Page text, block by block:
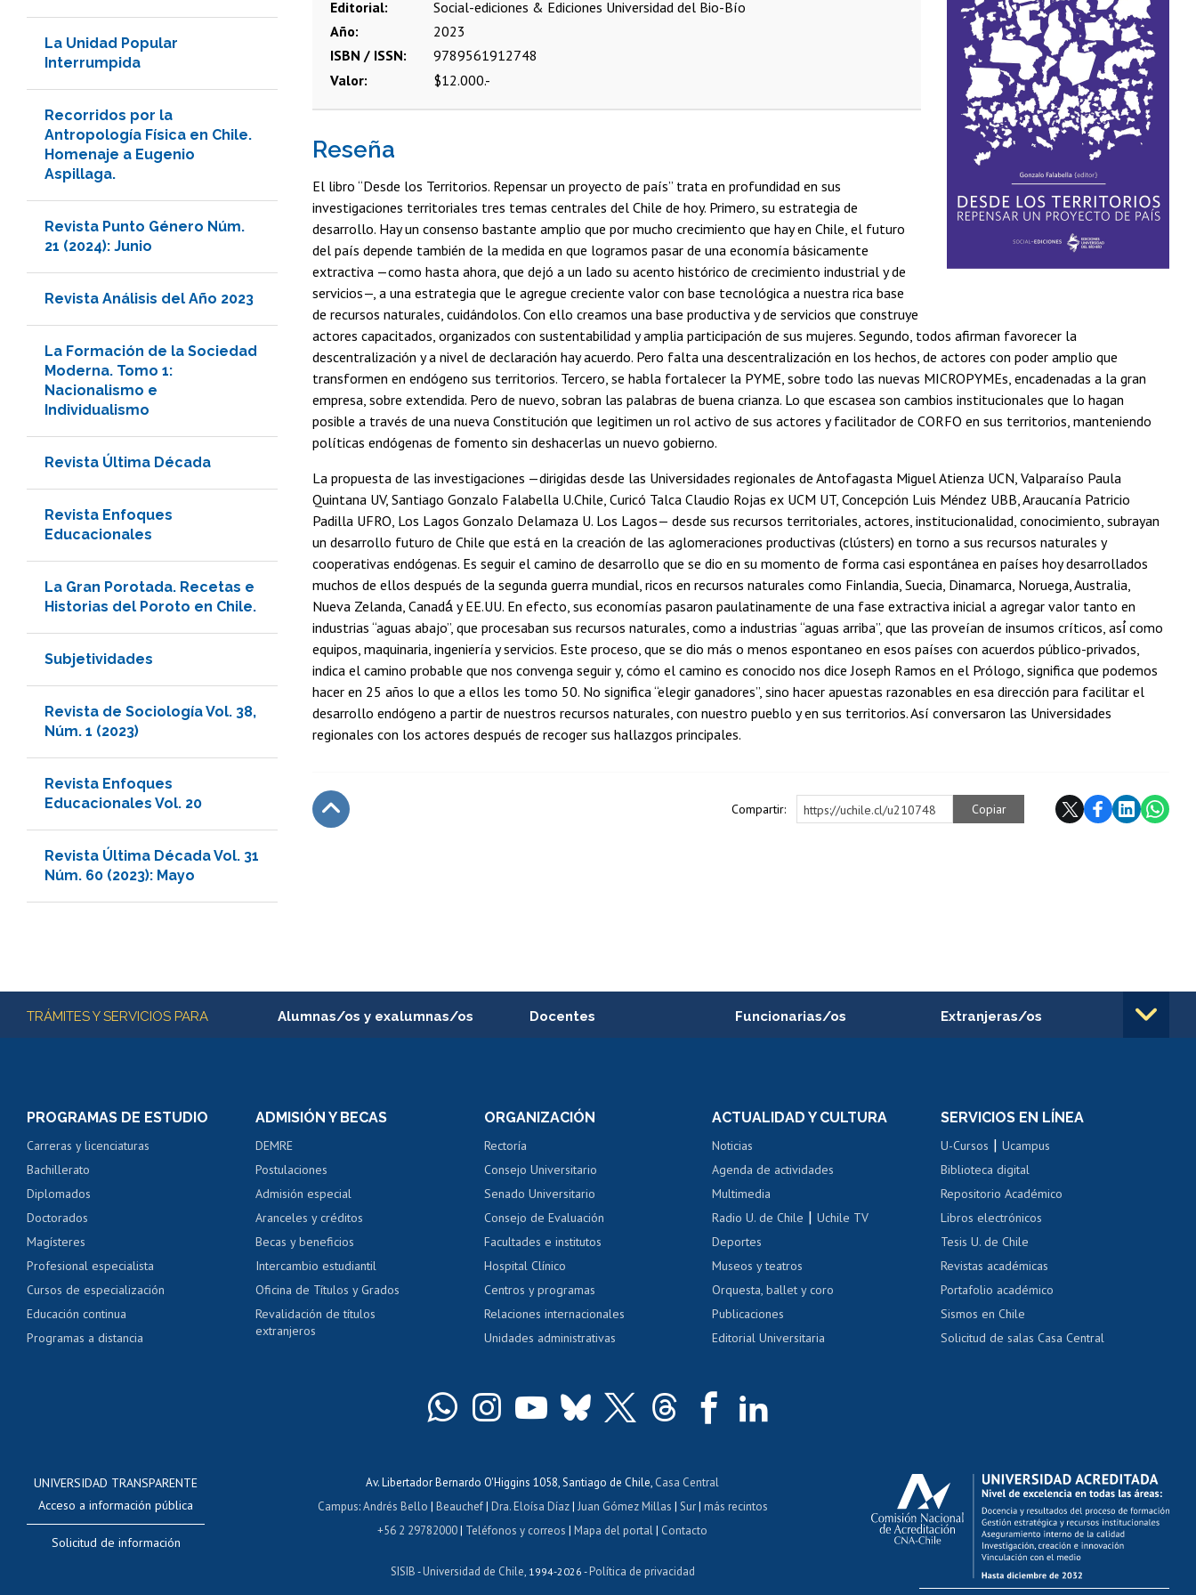
La Unidad Popular
Interrumpida
Recorridos por la
Antropología Física en Chile.
Homenaje a Eugenio
Aspillaga.
Revista Punto Género Núm.
21 (2024): Junio
Revista Análisis del Año 2023
La Formación de la Sociedad
Moderna. Tomo 1:
Nacionalismo e
Individualismo
Revista Última Década
Revista Enfoques
Educacionales
La Gran Porotada. Recetas e
Historias del Poroto en Chile.
Subjetividades
Revista de Sociología Vol. 38,
Núm. 1 (2023)
Revista Enfoques
Educacionales Vol. 20
Revista Última Década Vol. 31
Núm. 60 (2023): Mayo
Editorial
Social-ediciones & Ediciones Universidad del Bio-Bío
Año
2023
ISBN / ISSN
9789561912748
Valor
$12.000.-
Reseña
El libro “Desde los Territorios. Repensar un proyecto de país” trata en profundidad en sus
investigaciones territoriales tres temas centrales del Chile de hoy. Primero, su estrategia de
desarrollo. Hay un consenso bastante amplio que por mucho crecimiento que hay en Chile, el futuro
del país depende también de la medida en que logramos pasar de una economía básicamente
extractiva —como hasta ahora, que dejó a un lado su acento histórico de crecimiento industrial y de
servicios—, a una estrategia que le agregue creciente valor con base tecnológica a nuestra rica base
de recursos naturales, cuidándolos. Con ello creamos una base productiva y de servicios que construye
actores capacitados, organizados con sustentabilidad y amplia participación de sus mujeres. Segundo, todos afirman favorecer la
descentralización y a nivel de declaración hay acuerdo. Pero falta una descentralización en los hechos, de actores con poder amplio que
transformen en endógeno sus territorios. Tercero, se habla fortalecer la PYME, sobre todo las nuevas MICROPYMEs, encadenadas a la gran
empresa, sobre extendida. Pero de nuevo, sobran las palabras de buena crianza. Lo que escasea son cambios institucionales que lo hagan
posible a través de una nueva Constitución que legitimen un rol activo de sus actores y facilitador de CORFO en sus territorios, manteniendo
políticas endógenas de fomento sin deshacerlas un nuevo gobierno.
La propuesta de las investigaciones —dirigidas desde las Universidades regionales de Antofagasta Miguel Atienza UCN, Valparaíso Paula
Quintana UV, Santiago Gonzalo Falabella U.Chile, Curicó Talca Claudio Rojas ex UCM UT, Concepción Luis Méndez UBB, Araucanía Patricio
Padilla UFRO, Los Lagos Gonzalo Delamaza U. Los Lagos— desde sus recursos territoriales, actores, institucionalidad, conocimiento, subrayan
un desarrollo futuro de Chile que está en la creación de las aglomeraciones productivas (clústers) en torno a sus recursos naturales y
cooperativas endógenas. Es seguir el camino de desarrollo que se dio en su momento de forma casi espontánea en países hoy desarrollados
muchos de ellos después de la segunda guerra mundial, ricos en recursos naturales como Finlandia, Suecia, Dinamarca, Noruega, Australia,
Nueva Zelanda, Canadá́ y EE.UU. En efecto, sus economías pasaron paulatinamente de una fase extractiva inicial a agregar valor tanto en
industrias “aguas abajo”, que procesaban sus recursos naturales, como a industrias “aguas arriba”, que las proveían de insumos críticos, así́ como
equipos, maquinaria, ingeniería y servicios. Este proceso, que se dio más o menos espontaneo en esos países con acuerdos público-privados,
indica el camino probable que nos convenga seguir y, cómo el camino es conocido nos dice Joseph Ramos en el Prólogo, significa que podemos
hacer en 25 años lo que a ellos les tomo 50. No significa “elegir ganadores”, sino hacer apuestas razonables en esa dirección para facilitar el
desarrollo endógeno a partir de nuestros recursos naturales, con nuestro pueblo y en sus territorios. Así conversaron las Universidades
regionales con los actores después de recoger sus hallazgos principales.
Compartir: https://uchile.cl/u210748 Copiar
Más información
TRÁMITES Y SERVICIOS PARA Alumnas/os y exalumnas/os
Servicio médico y dental
Pago de arancel y crédito alumnos
Pago de arancel y crédito exalumnos
Certificado de títulos y grados
Docentes
Perfeccionamiento
Evaluación docente
Calificación académica
Postulación al AUCAI
Funcionarias/os
Portal de movilidad interna
Certificado de renta
Certificado de renta
Extranjeras/os
Cursos de español
Mi Uchile Ayuda tecnológica Tarjeta TUI Acoso laboral, sexual y violencia Denuncias administrativas
PROGRAMAS DE ESTUDIO
Carreras y licenciaturas
Bachillerato
Diplomados
Doctorados
Magísteres
Profesional especialista
Cursos de especialización
Educación continua
Programas a distancia
ADMISIÓN Y BECAS
DEMRE
Postulaciones
Admisión especial
Aranceles y créditos
Becas y beneficios
Intercambio estudiantil
Oficina de Títulos y Grados
Revalidación de títulos
extranjeros
ORGANIZACIÓN
Rectoría
Consejo Universitario
Senado Universitario
Consejo de Evaluación
Facultades e institutos
Hospital Clínico
Centros y programas
Relaciones internacionales
Unidades administrativas
ACTUALIDAD Y CULTURA
Noticias
Agenda de actividades
Multimedia
Radio U. de Chile |Uchile TV
Deportes
Museos y teatros
Orquesta, ballet y coro
Publicaciones
Editorial Universitaria
SERVICIOS EN LÍNEA
U-Cursos |Ucampus
Biblioteca digital
Repositorio Académico
Libros electrónicos
Tesis U. de Chile
Revistas académicas
Portafolio académico
Sismos en Chile
Solicitud de salas Casa Central
UNIVERSIDAD TRANSPARENTE
Acceso a información pública
Solicitud de información
Av. Libertador Bernardo O'Higgins 1058, Santiago de Chile, Casa Central
Campus:Andrés Bello | Beauchef| Dra. Eloísa Díaz| Juan Gómez Millas | Sur| más recintos
+56 2 29782000| Teléfonos y correos |Mapa del portal| Contacto
SISIB -Universidad de Chile , 1994-2026 -Política de privacidad